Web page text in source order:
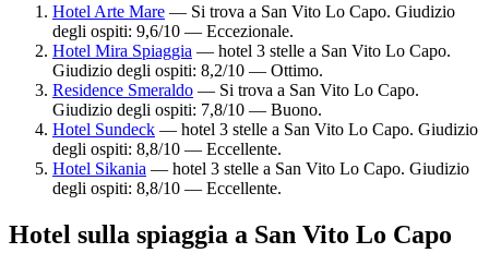
Hotel Arte Mare — Si trova a San Vito Lo Capo. Giudizio
degli ospiti: 9,6/10 — Eccezionale.
Hotel Mira Spiaggia — hotel 3 stelle a San Vito Lo Capo.
Giudizio degli ospiti: 8,2/10 — Ottimo.
Residence Smeraldo — Si trova a San Vito Lo Capo.
Giudizio degli ospiti: 7,8/10 — Buono.
Hotel Sundeck — hotel 3 stelle a San Vito Lo Capo. Giudizio
degli ospiti: 8,8/10 — Eccellente.
Hotel Sikania — hotel 3 stelle a San Vito Lo Capo. Giudizio
degli ospiti: 8,8/10 — Eccellente.
Hotel sulla spiaggia a San Vito Lo Capo